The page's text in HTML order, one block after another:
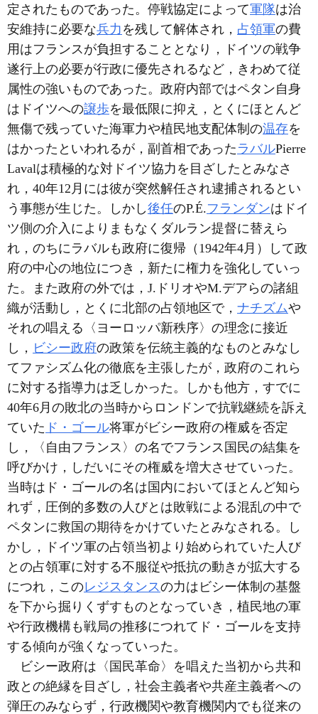
定されたものであった。停戦協定によって軍隊は治
安維持に必要な兵力 を残して解体され， 占領軍の費
用はフランスが負担することとなり，ドイツの戦争
遂行上の必要が行政に優先されるなど，きわめて従
属性の強いものであった。政府内部ではペタン自身
はドイツへの譲歩を最低限に抑え，とくにほとんど
無傷で残っていた海軍力や植民地支配体制の温存を
はかったといわれるが，副首相であった ラバルPierre
Lavalは積極的な対ドイツ協力を目ざしたとみなさ
れ，40年12月には彼が突然解任され逮捕されるとい
う事態が生じた。しかし後任のP.É.フランダンはドイ
ツ側の介入によりまもなくダルラン提督に替えら
れ，のちにラバルも政府に復帰（1942年4月）して政
府の中心の地位につき，新たに権力を強化していっ
た。また政府の外では，J.ドリオやM.デアらの諸組
織が活動し，とくに北部の占領地区で， ナチズムや
それの唱える〈ヨーロッパ新秩序〉の理念に接近
し， ビシー政府の政策を伝統主義的なものとみなし
てファシズム化の徹底を主張したが，政府のこれら
に対する指導力は乏しかった。しかも他方，すでに
40年6月の敗北の当時からロンドンで抗戦継続を訴え
ていた ド・ゴール将軍がビシー政府の権威を否定
し，〈自由フランス〉の名でフランス国民の結集を
呼びかけ，しだいにその権威を増大させていった。
当時はド・ゴールの名は国内においてほとんど知ら
れず，圧倒的多数の人びとは敗戦による混乱の中で
ペタンに救国の期待をかけていたとみなされる。し
かし，ドイツ軍の占領当初より始められていた人び
との占領軍に対する不服従や抵抗の動きが拡大する
につれ，このレジスタンスの力はビシー体制の基盤
を下から掘りくずすものとなっていき，植民地の軍
や行政機構も戦局の推移につれてド・ゴールを支持
する傾向が強くなっていった。
ビシー政府は〈国民革命〉を唱えた当初から共和
政との絶縁を目ざし，社会主義者や共産主義者への
弾圧のみならず，行政機関や教育機関内でも従来の